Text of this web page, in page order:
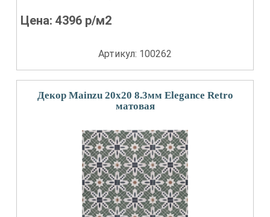
Цена:4396 р/м2
Артикул: 100262
Декор Mainzu 20x20 8.3мм Elegance Retro
матовая